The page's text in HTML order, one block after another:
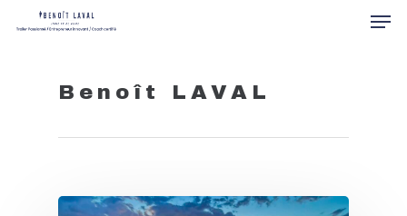
Benoît LAVAL